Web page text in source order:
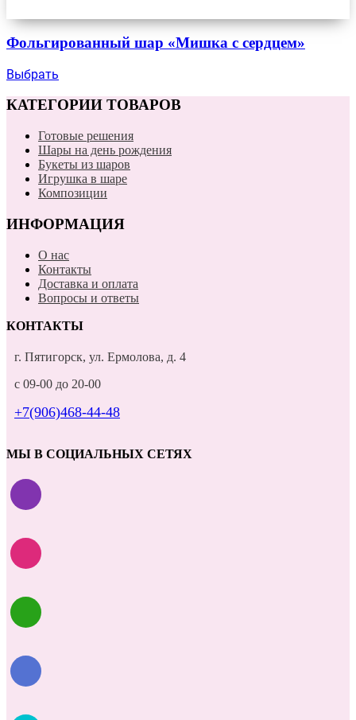
Фольгированный шар «Мишка с сердцем»
Выбрать
КАТЕГОРИИ ТОВАРОВ
Готовые решения
Шары на день рождения
Букеты из шаров
Игрушка в шаре
Композиции
ИНФОРМАЦИЯ
О нас
Контакты
Доставка и оплата
Вопросы и ответы
КОНТАКТЫ
г. Пятигорск, ул. Ермолова, д. 4
с 09-00 до 20-00
+7(906)468-44-48
МЫ В СОЦИАЛЬНЫХ СЕТЯХ